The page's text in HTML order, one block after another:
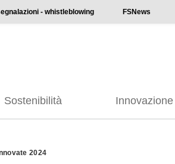
- whistleblowing FSNews
Sostenibilità Innovazione
2024